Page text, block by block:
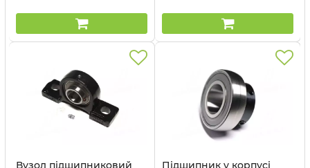
Вузол підшипниковий
Підшипник у корпусі